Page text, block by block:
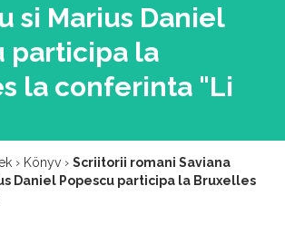
si Marius Daniel
participa la
la conferinta "Li
› Könyv › Scriitorii romani Saviana
Daniel Popescu participa la Bruxelles